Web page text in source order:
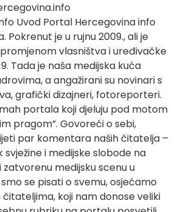
Uvod Portal Hercegovina info
Pokrenut je u rujnu 2009., ali je
vlasništva i uređivačke
Tada je naša medijska kuća
a angažirani su novinari s
grafički dizajneri, fotoreporteri.
portala koji djeluju pod motom
pragom”. Govoreći o sebi,
par komentara naših čitatelja –
svježine i medijske slobode na
medijsku scenu u
se pisati o svemu, osjećamo
koji nam donose veliki